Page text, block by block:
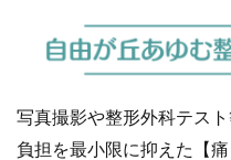
写真撮影や整形外科テス
負担を最小限に抑えた【